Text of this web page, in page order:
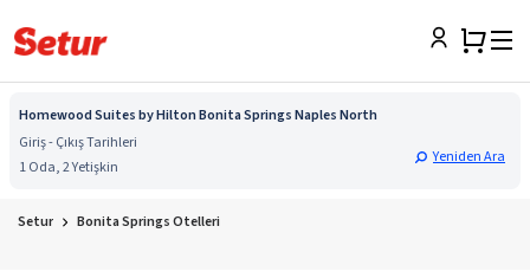
Homewood Suites by Hilton Bonita Springs Naples North
Giriş - Çıkış Tarihleri
1 Oda, 2 Yetişkin
Yeniden Ara
Setur Bonita Springs Otelleri